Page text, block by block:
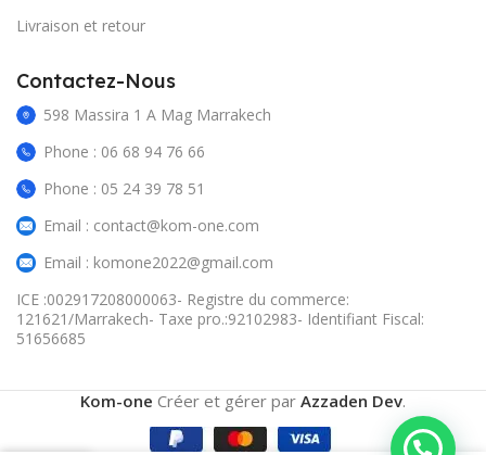
Livraison et retour
Contactez-Nous
598 Massira 1 A Mag Marrakech
Phone : 06 68 94 76 66
Phone : 05 24 39 78 51
Email : contact@kom-one.com
Email : komone2022@gmail.com
ICE :002917208000063- Registre du commerce:
121621/Marrakech- Taxe pro.:92102983- Identifiant Fiscal:
51656685
Kom-one Créer et gérer par Azzaden Dev.